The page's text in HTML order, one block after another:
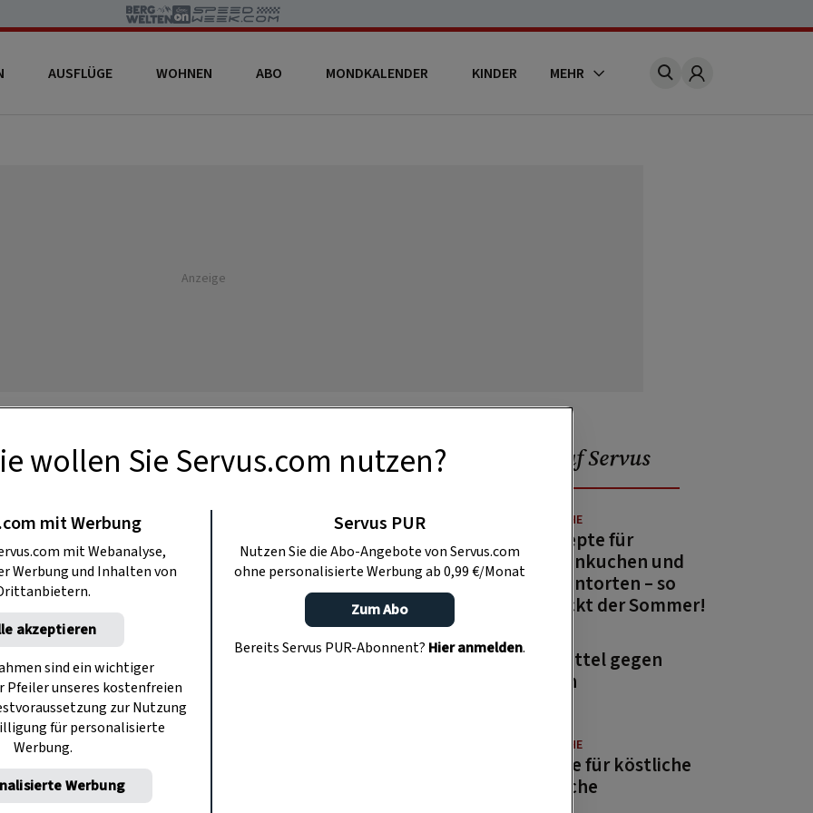
AUSFLÜGE WOHNEN ABO MONDKALENDER KINDER MEHR Account
Anzeige
TIERE
oft zwei
Vor allem bei Huskys ist diese
aber auch bei anderen Rassen
vor.
Beliebt auf Servus
GUTE KÜCHE
13 Rezepte für
Zitronenkuchen und
Zitronentorten – so
schmeckt der Sommer!
GARTEN
Hausmittel gegen
Wespen
GUTE KÜCHE
Rezepte für köstliche
Aufstriche
wollen Sie Servus.com nutzen?
mit Werbung
mit Webanalyse,
Werbung und Inhalten von
akzeptieren
sind ein wichtiger
unseres kostenfreien
zur Nutzung
für personalisierte
Werbung.
Werbung
Servus PUR
Nutzen Sie die Abo-Angebote von Servus.com
ohne personalisierte Werbung ab 0,99 €/Monat
Zum Abo
Bereits Servus PUR-Abonnent? Hier anmelden.